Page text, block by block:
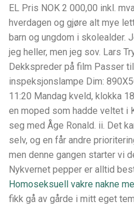
EL Pris NOK 2 000,00 inkl.
hverdagen og gjøre alt mye
barn og ungdom i skolealder.
jeg heller, men jeg sov. Lars
Dekkspreder på film Passer
inspeksjonslampe Dim:
11:20 Mandag kveld, klokka
en moped som hadde veltet i
seg med Åge Ronald. ii. Det
selv, og en får andre
men denne gangen starter vi
Nykvernet pepper er alltid
Homoseksuell vakre nakne
fikk gå av gårde i mitt eget